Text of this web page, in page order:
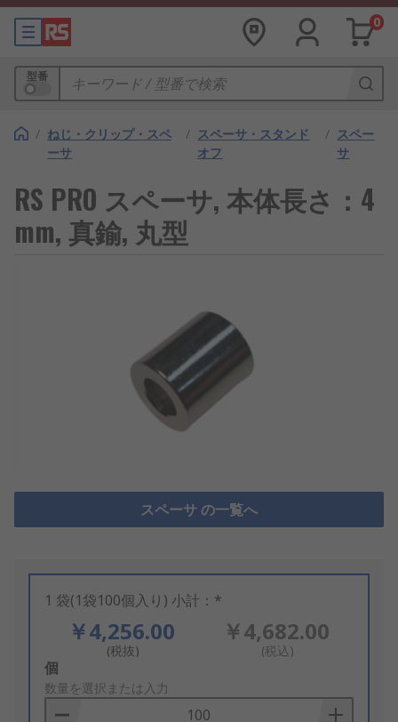
0
型番
/ ねじ・クリップ・スペ
ーサ
/ スペーサ・スタンド
オフ
/ スペー
サ
RS PRO スペーサ, 本体長さ：4
mm, 真鍮, 丸型
スペーサ の一覧へ
1 袋(1袋100個入り) 小計：*
￥4,256.00
(税抜)
￥4,682.00
(税込)
Add
to
Basket
個
数量を選択または入力